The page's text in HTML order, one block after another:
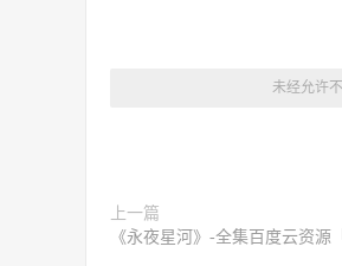
未经允许
上一篇
《永夜星河》-全集百度云资源